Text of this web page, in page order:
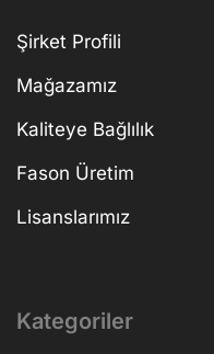
Şirket Profili
Mağazamız
Kaliteye Bağlılık
Fason Üretim
Lisanslarımız
Kategoriler